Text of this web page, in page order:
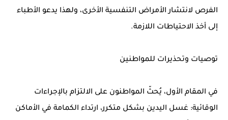
الفرص لانتشار الأمراض التنفسية الأخرى، ولهذا يدعو الأطباء
إلى أخذ الاحتياطات اللازمة.
توصيات وتحذيرات للمواطنين
في المقام الأول، يُحثّ المواطنون على الالتزام بالإجراءات
الوقائية: غسل اليدين بشكل متكرر، ارتداء الكمامة في الأماكن